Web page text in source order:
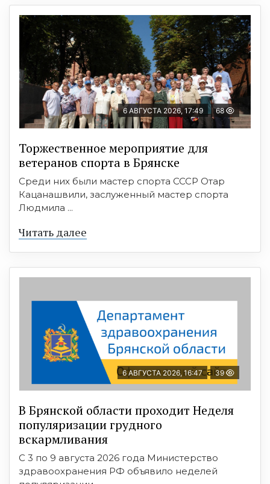
6 АВГУСТА 2026, 17:49 68
Торжественное мероприятие для
ветеранов спорта в Брянске
Среди них были мастер спорта СССР Отар
Кацанашвили, заслуженный мастер спорта
Людмила ...
Читать далее
6 АВГУСТА 2026, 16:47 39
В Брянской области проходит Неделя
популяризации грудного
вскармливания
С 3 по 9 августа 2026 года Министерство
здравоохранения РФ объявило неделей